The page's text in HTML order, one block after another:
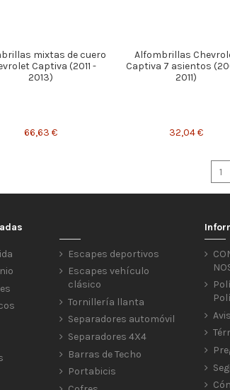
mixtas de cuero
Captiva (2011 -
2013)
66,63 €
Alfombrillas
Captiva 7 asientos
2011)
32,04 €
1
Escapes deportivos
Escapes vehículo
clásico
Tornillería llanta
Separadores automóvil
Separadores 4X4
Barras de Techo
Portabicis